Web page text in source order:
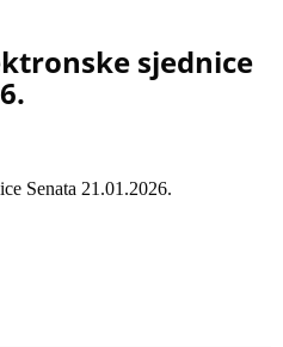
sjednice
Senata 21.01.2026.